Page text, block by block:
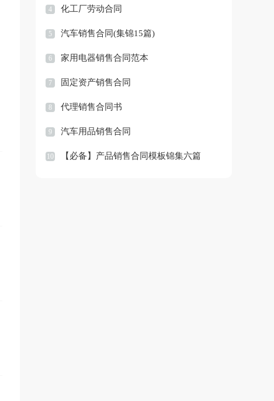
4 化工厂劳动合同
5 汽车销售合同(集锦15篇)
6 家用电器销售合同范本
7 固定资产销售合同
8 代理销售合同书
9 汽车用品销售合同
10 【必备】产品销售合同模板锦集六篇